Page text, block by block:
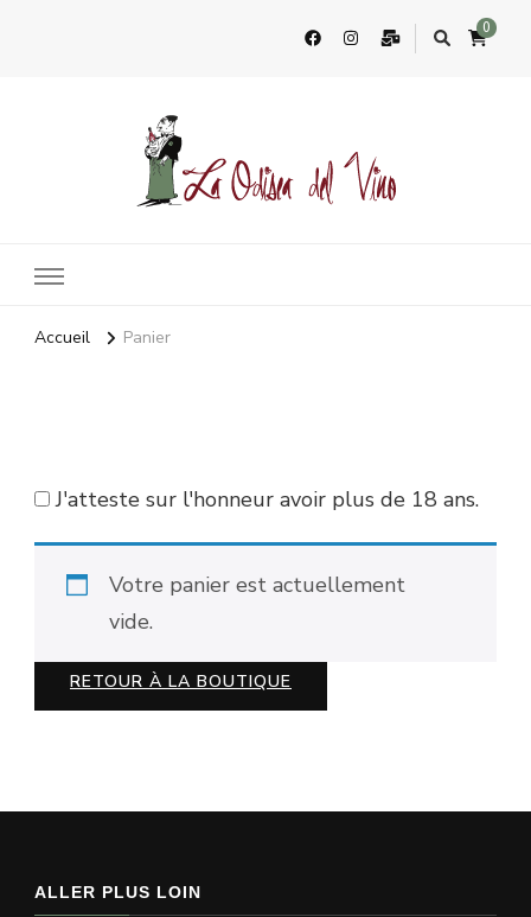
0
Accueil Panier
J'atteste sur l'honneur avoir plus de 18 ans.
Votre panier est actuellement
vide.
RETOUR À LA BOUTIQUE
ALLER PLUS LOIN